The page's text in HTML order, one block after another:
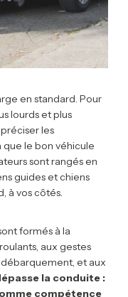
en standard. Pour
lourds et plus
les
que le bon véhicule
sont rangés en
guides et chiens
à vos côtés.
formés à la
aux gestes
et aux
la conduite :
compétence